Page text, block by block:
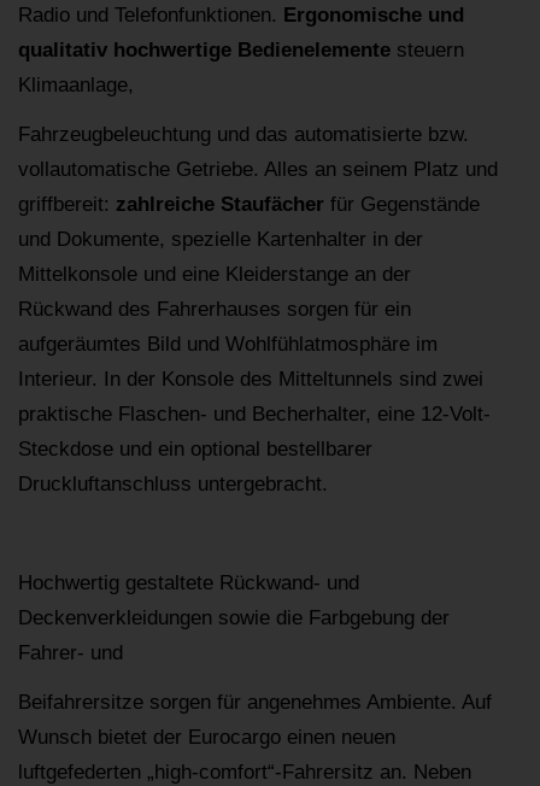
Radio und Telefonfunktionen. Ergonomische und
qualitativ hochwertige Bedienelemente steuern
Klimaanlage,
Fahrzeugbeleuchtung und das automatisierte bzw.
vollautomatische Getriebe. Alles an seinem Platz und
griffbereit: zahlreiche Staufächer für Gegenstände
und Dokumente, spezielle Kartenhalter in der
Mittelkonsole und eine Kleiderstange an der
Rückwand des Fahrerhauses sorgen für ein
aufgeräumtes Bild und Wohlfühlatmosphäre im
Interieur. In der Konsole des Mitteltunnels sind zwei
praktische Flaschen- und Becherhalter, eine 12-Volt-
Steckdose und ein optional bestellbarer
Druckluftanschluss untergebracht.
Hochwertig gestaltete Rückwand- und
Deckenverkleidungen sowie die Farbgebung der
Fahrer- und
Beifahrersitze sorgen für angenehmes Ambiente. Auf
Wunsch bietet der Eurocargo einen neuen
luftgefederten „high-comfort“-Fahrersitz an. Neben